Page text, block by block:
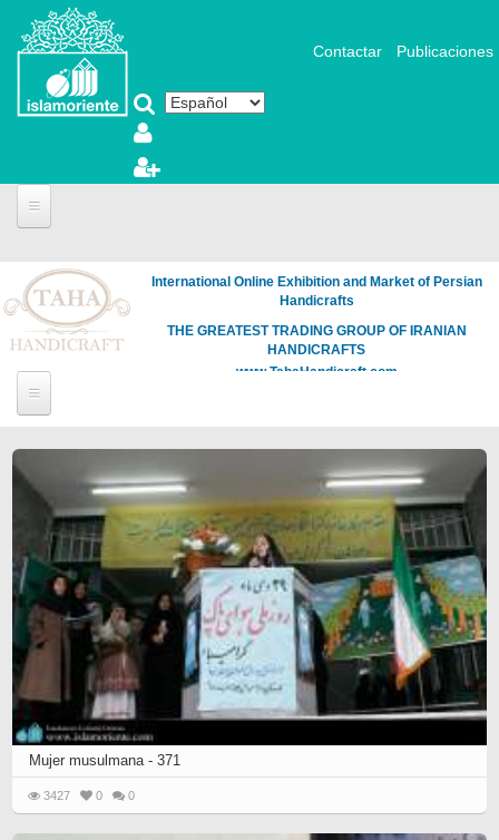
Pasar al contenido principal
Contactar Publicaciones
International Online Exhibition and Market of Persian
Handicrafts
THE GREATEST TRADING GROUP OF IRANIAN
HANDICRAFTS
www.TahaHandicraft.com
Mujer musulmana - 371
3427 0 0
Páginas